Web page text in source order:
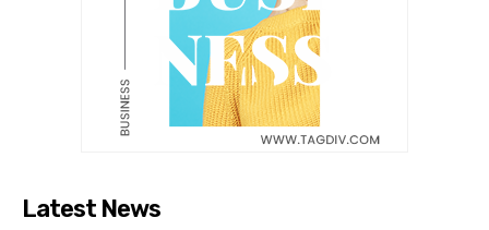
Latest News